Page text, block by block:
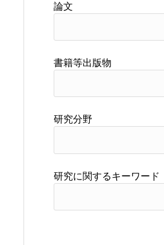
論文
書籍等出版物
研究分野
研究に関するキーワード